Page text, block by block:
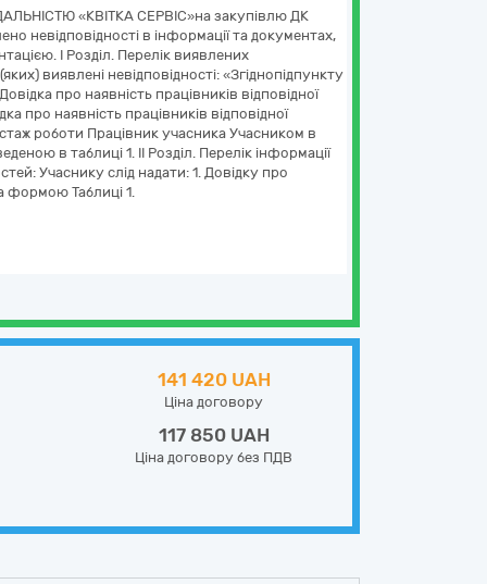
«КВІТКА СЕРВІС»на закупівлю ДК
невідповідності в інформації та документах,
І Розділ. Перелік виявлених
виявлені невідповідності: «Згіднопідпункту
про наявність працівників відповідної
про наявність працівників відповідної
стаж роботи Працівник учасника Учасником в
в таблиці 1. ІІ Розділ. Перелік інформації
Учаснику слід надати: 1. Довідку про
формою Таблиці 1.
141 420 UAH
Ціна договору
117 850 UAH
Ціна договору без ПДВ